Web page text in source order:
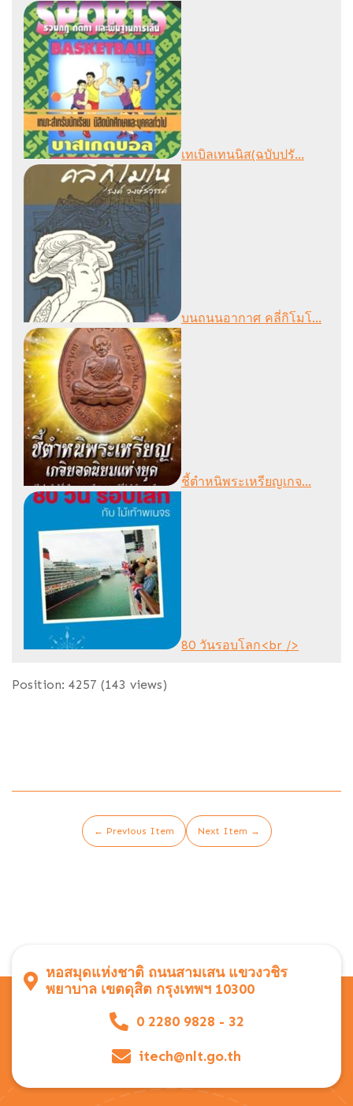
เทเบิลเทนนิส(ฉบับปรั...
บนถนนอากาศ คลี่กิโมโ...
ชี้ตำหนิพระเหรียญเกจ...
80 วันรอบโลก<br />
Position: 4257 (143 views)
← Previous Item Next Item →
หอสมุดแห่งชาติ ถนนสามเสน แขวงวชิร
พยาบาล เขตดุสิต กรุงเทพฯ 10300
0 2280 9828 - 32
itech@nlt.go.th